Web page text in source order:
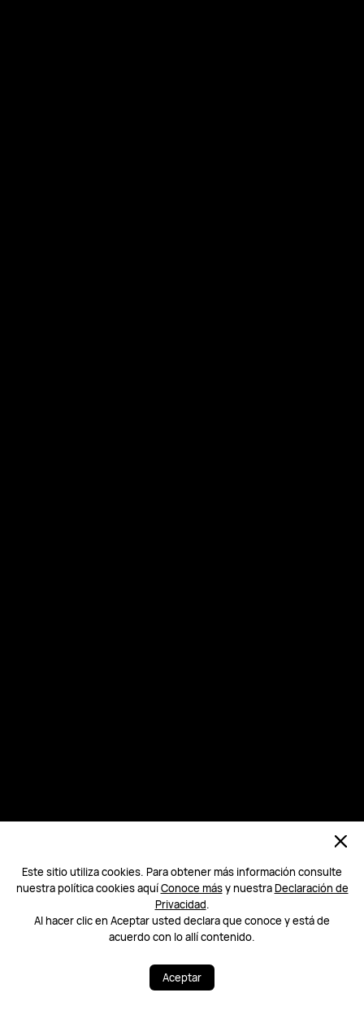
Este sitio utiliza cookies. Para obtener más información consulte
nuestra política cookies aquíConoce másy nuestraDeclaración de
Privacidad.
Al hacer clic en Aceptar usted declara que conoce y está de
acuerdo con lo allí contenido.
Aceptar